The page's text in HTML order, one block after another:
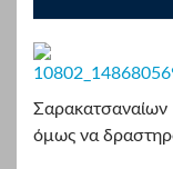
Σαρακατσαναίων
όμως να